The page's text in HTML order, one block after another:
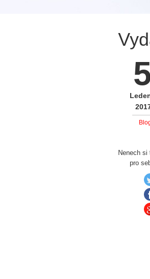
Nenech si
pro